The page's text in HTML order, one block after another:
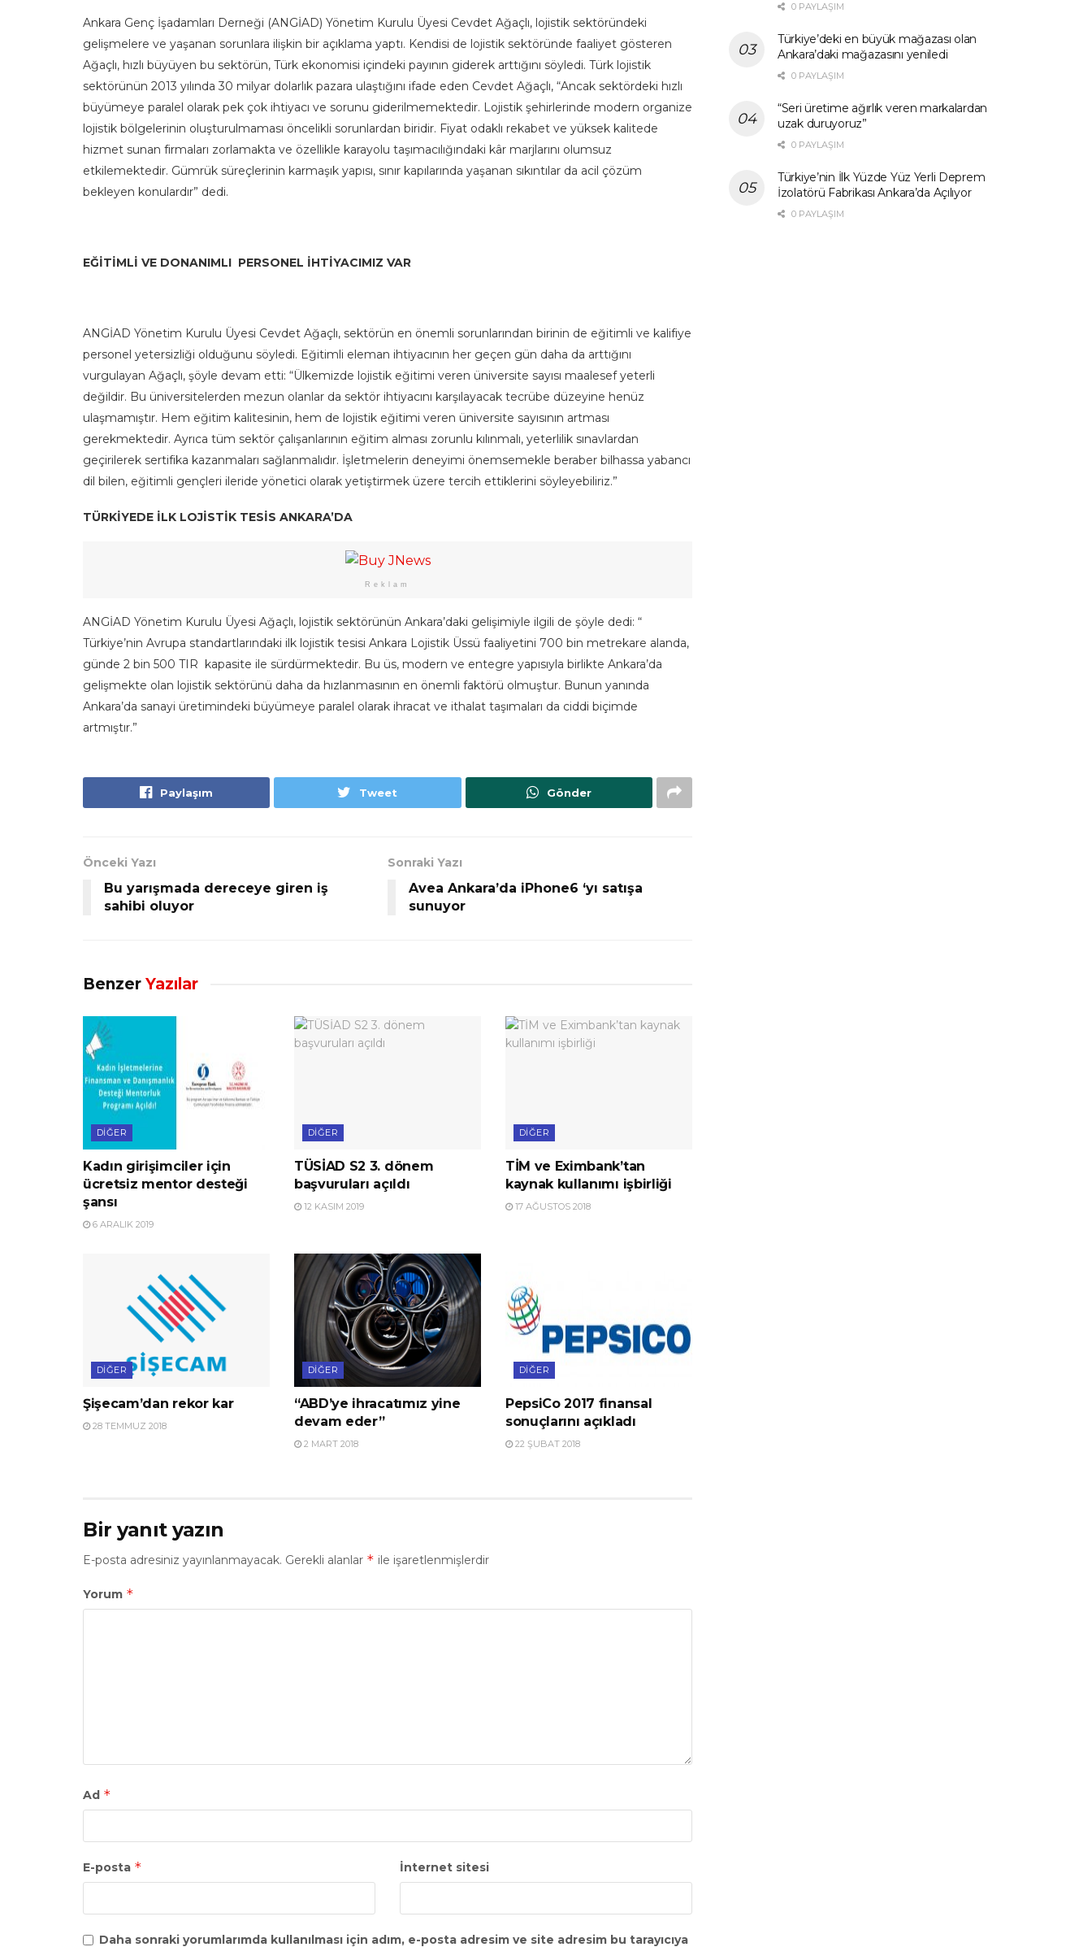
Ankara Genç İşadamları Derneği (ANGİAD) Yönetim Kurulu Üyesi Cevdet Ağaçlı, lojistik sektöründeki
gelişmelere ve yaşanan sorunlara ilişkin bir açıklama yaptı. Kendisi de lojistik sektöründe faaliyet gösteren
Ağaçlı, hızlı büyüyen bu sektörün, Türk ekonomisi içindeki payının giderek arttığını söyledi. Türk lojistik
sektörünün 2013 yılında 30 milyar dolarlık pazara ulaştığını ifade eden Cevdet Ağaçlı, “Ancak sektördeki hızlı
büyümeye paralel olarak pek çok ihtiyacı ve sorunu giderilmemektedir. Lojistik şehirlerinde modern organize
lojistik bölgelerinin oluşturulmaması öncelikli sorunlardan biridir. Fiyat odaklı rekabet ve yüksek kalitede
hizmet sunan firmaları zorlamakta ve özellikle karayolu taşımacılığındaki kâr marjlarını olumsuz
etkilemektedir. Gümrük süreçlerinin karmaşık yapısı, sınır kapılarında yaşanan sıkıntılar da acil çözüm
bekleyen konulardır” dedi.
EĞİTİMLİ VE DONANIMLI PERSONEL İHTİYACIMIZ VAR
ANGİAD Yönetim Kurulu Üyesi Cevdet Ağaçlı, sektörün en önemli sorunlarından birinin de eğitimli ve kalifiye
personel yetersizliği olduğunu söyledi. Eğitimli eleman ihtiyacının her geçen gün daha da arttığını
vurgulayan Ağaçlı, şöyle devam etti: “Ülkemizde lojistik eğitimi veren üniversite sayısı maalesef yeterli
değildir. Bu üniversitelerden mezun olanlar da sektör ihtiyacını karşılayacak tecrübe düzeyine henüz
ulaşmamıştır. Hem eğitim kalitesinin, hem de lojistik eğitimi veren üniversite sayısının artması
gerekmektedir. Ayrıca tüm sektör çalışanlarının eğitim alması zorunlu kılınmalı, yeterlilik sınavlardan
geçirilerek sertifika kazanmaları sağlanmalıdır. İşletmelerin deneyimi önemsemekle beraber bilhassa yabancı
dil bilen, eğitimli gençleri ileride yönetici olarak yetiştirmek üzere tercih ettiklerini söyleyebiliriz.”
TÜRKİYEDE İLK LOJİSTİK TESİS ANKARA’DA
Reklam
ANGİAD Yönetim Kurulu Üyesi Ağaçlı, lojistik sektörünün Ankara’daki gelişimiyle ilgili de şöyle dedi: “
Türkiye’nin Avrupa standartlarındaki ilk lojistik tesisi Ankara Lojistik Üssü faaliyetini 700 bin metrekare alanda,
günde 2 bin 500 TIR kapasite ile sürdürmektedir. Bu üs, modern ve entegre yapısıyla birlikte Ankara’da
gelişmekte olan lojistik sektörünü daha da hızlanmasının en önemli faktörü olmuştur. Bunun yanında
Ankara’da sanayi üretimindeki büyümeye paralel olarak ihracat ve ithalat taşımaları da ciddi biçimde
artmıştır.”
Paylaşım Tweet Gönder
Önceki Yazı
Bu yarışmada dereceye giren iş
sahibi oluyor
Sonraki Yazı
Avea Ankara’da iPhone6 ‘yı satışa
sunuyor
Benzer Yazılar
DIĞER
Kadın girişimciler için
ücretsiz mentor desteği
şansı
6 ARALIK 2019
DIĞER
TÜSİAD S2 3. dönem
başvuruları açıldı
12 KASIM 2019
DIĞER
TİM ve Eximbank’tan
kaynak kullanımı işbirliği
17 AĞUSTOS 2018
DIĞER
Şişecam’dan rekor kar
28 TEMMUZ 2018
DIĞER
“ABD’ye ihracatımız yine
devam eder”
2 MART 2018
DIĞER
PepsiCo 2017 finansal
sonuçlarını açıkladı
22 ŞUBAT 2018
Bir yanıt yazın
E-posta adresiniz yayınlanmayacak. Gerekli alanlar * ile işaretlenmişlerdir
Yorum *
Ad *
E-posta * İnternet sitesi
Daha sonraki yorumlarımda kullanılması için adım, e-posta adresim ve site adresim bu tarayıcıya
0 PAYLAŞIM
Türkiye’deki en büyük mağazası olan
Ankara’daki mağazasını yeniledi
0 PAYLAŞIM
“Seri üretime ağırlık veren markalardan
uzak duruyoruz”
0 PAYLAŞIM
Türkiye’nin İlk Yüzde Yüz Yerli Deprem
İzolatörü Fabrikası Ankara’da Açılıyor
0 PAYLAŞIM